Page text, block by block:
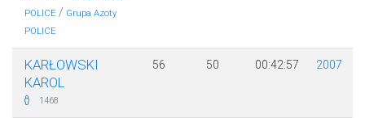
POLICE / Grupa Azoty
POLICE
KARŁOWSKI
KAROL
1468
56 50 00:42:57 2007